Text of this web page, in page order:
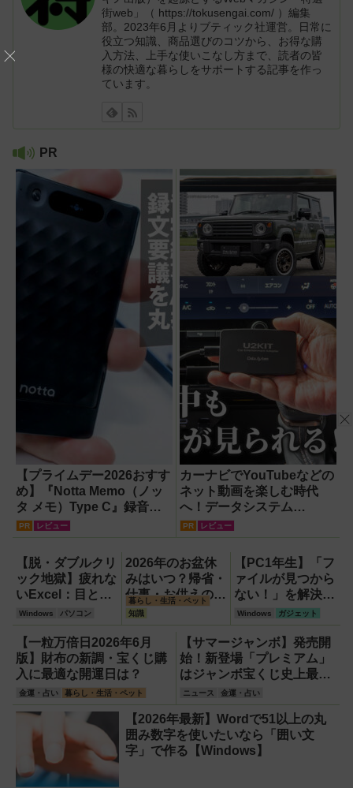
街web」（ https://tokusengai.com/ ）編集
部。2023年6月よりブティック社運営。日常に
役立つ知識、商品選びのコツから、お得な購
入方法、上手な使いこなし方まで、読者の皆
様の快適な暮らしをサポートする記事を作っ
ています。
PR
【プライムデー2026おすす
め】『Notta Memo（ノッ
タ メモ）Type C』録音か
らAI自動文字起こし・翻
スレコーダー！【議事録作
成】
PR レビュー
カーナビでYouTubeなどの
ネット動画を楽しむ時代
へ！データシステム
『U2KIT』がドライブを変
PR レビュー
【脱・ダブルクリ
ック地獄】疲れな
いExcel：目と手
を守る厳選ショー
トカット7選
【Windows】
Windows パソコン
2026年のお盆休
みはいつ？帰省・
仕事・お供えの基
本とマナーをわか
りやすく解説
暮らし・生活・ペット
知識
【PC1年生】「フ
ァイルが見つから
ない！」を解決す
る方法
【OneDrive対
応・2026年最新
版】
Windows ガジェット
【一粒万倍日2026年6月
版】財布の新調・宝くじ購
入に最適な開運日は？
金運・占い 暮らし・生活・ペット
【サマージャンボ】発売開
始！新登場「プレミアム」
はジャンボ宝くじ史上最高
額の12億円！
ニュース 金運・占い
【2026年最新】Wordで51以上の丸
囲み数字を使いたいなら「囲い文
字」で作る【Windows】